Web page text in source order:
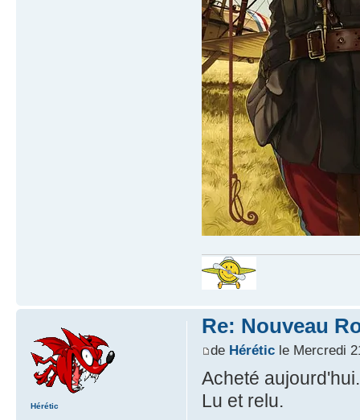
Re: Nouveau
de Héréticle Mercredi
Acheté aujourd'hui.
Lu et relu.
Hérétic